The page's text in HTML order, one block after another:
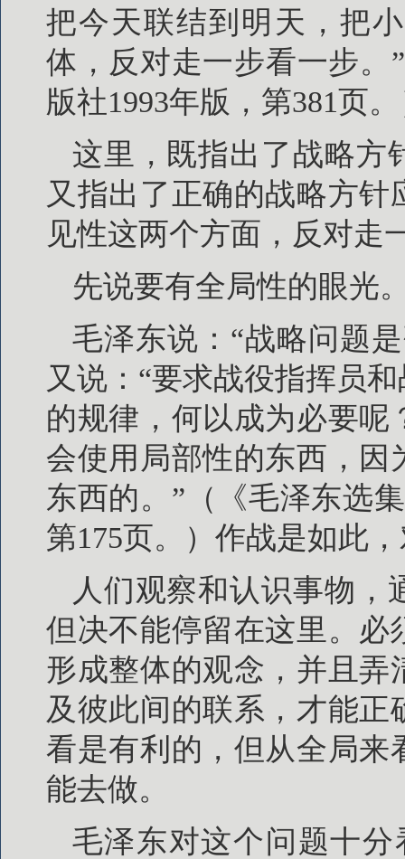
把今天联结到明天，把
体，反对走一步看一步。
版社1993年版，第381页
这里，既指出了战略方
又指出了正确的战略方
见性这两个方面，反对走
先说要有全局性的眼光
毛泽东说：“战略问题
又说：“要求战役指挥员
的规律，何以成为必要
会使用局部性的东西，
东西的。”（《毛泽东选
第175页。）作战是如此
人们观察和认识事物，
但决不能停留在这里。必
形成整体的观念，并且
及彼此间的联系，才能
看是有利的，但从全局来
能去做。
毛泽东对这个问题十